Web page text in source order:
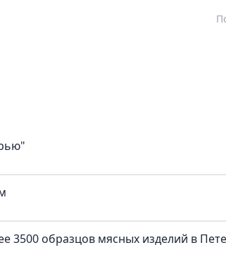
3500 образцов мясных изделий в